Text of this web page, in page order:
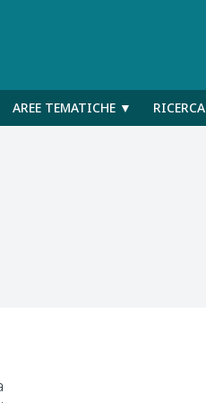
AREE TEMATICHE ▼ RICERCA